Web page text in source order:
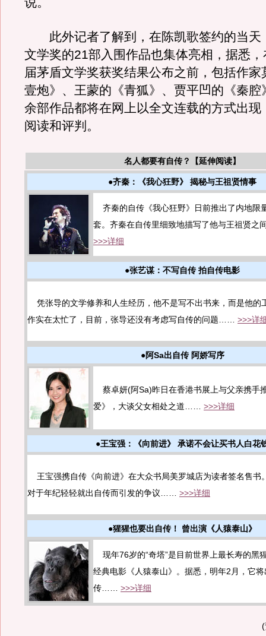
此外记者了解到，在陈凯歌签约的当天
文学奖的21部入围作品也集体亮相，据悉
届茅盾文学奖获奖结果公布之前，包括作家
壹炮》、王蒙的《青狐》、贾平凹的《秦腔
余部作品都将在网上以全文连载的方式出现
阅读和评判。
名人都要有自传？【延伸阅读】
●齐秦：《我心狂野》 揭秘与王祖贤情事
齐秦的自传《我心狂野》日前推出了内地限
套。齐秦在自传里细致地描写了他与王祖贤
>>>详细
●张艺谋：不写自传 拍自传电影
凭张导的文学修养和人生经历，他不是写不出书来，而是他的
作实在太忙了，目前，张导还没有考虑写自传的问题…… >>>详
●阿Sa出自传 阿娇写序
蔡卓妍(阿Sa)昨日在香港书展上与父亲携手
爱》，大谈父女相处之道…… >>>详细
●王宝强：《向前进》 承诺不会让买书人白花
王宝强携自传《向前进》在大众书局美罗城店为读者签名售书
对于年纪轻轻就出自传而引发的争议…… >>>详细
●猩猩也要出自传！ 曾出演《人猿泰山》
现年76岁的“奇塔”是目前世界上最长寿的黑
经典电影《人猿泰山》。据悉，明年2月，它
传…… >>>详细